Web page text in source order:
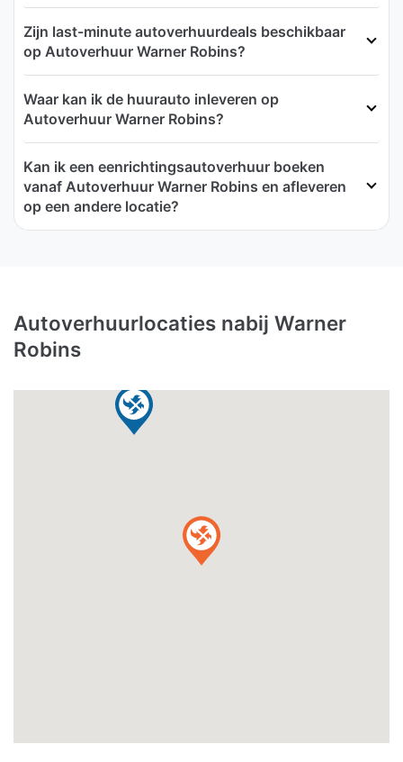
Zijn last-minute autoverhuurdeals beschikbaar
op Autoverhuur Warner Robins?
Waar kan ik de huurauto inleveren op
Autoverhuur Warner Robins?
Kan ik een eenrichtingsautoverhuur boeken
vanaf Autoverhuur Warner Robins en afleveren
op een andere locatie?
Autoverhuurlocaties nabij Warner
Robins